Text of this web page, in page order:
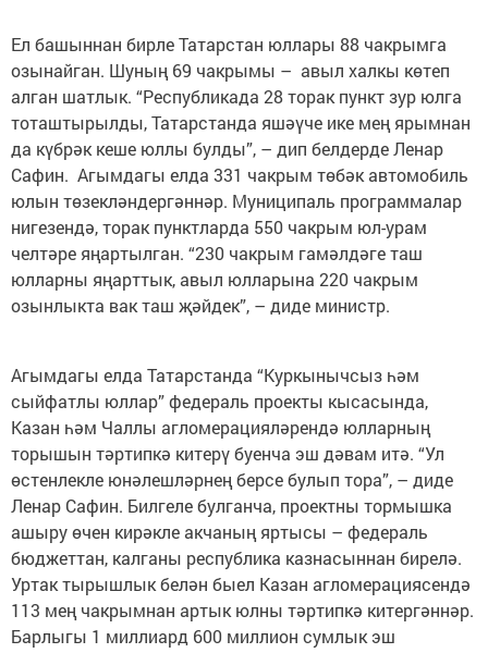
Ел башыннан бирле Та­тар­стан юллары 88 чакрымга
озынайган. Шуның 69 чакрымы – авыл халкы көтеп
алган шатлык. “Республикада 28 торак пункт зур юлга
тоташтырылды, Татарстанда яшәү­че ике мең ярымнан
да күб­рәк кеше юллы булды”, – дип белдерде Ленар
Сафин. Агым­дагы елда 331 чакрым төбәк автомобиль
юлын тө­зеклән­дергәннәр. Муниципаль программалар
ниге­зен­дә, торак пунктларда 550 чакрым юл-урам
челтәре яңар­тылган. “230 чакрым гамәл­дәге таш
юлларны яңарттык, авыл юлларына 220 чакрым
озынлыкта вак таш җәйдек”, – диде министр.
Агымдагы елда Татарстанда “Куркынычсыз һәм
сыйфатлы юллар” федераль проекты кысасында,
Казан һәм Чаллы агломе­рациялә­рендә юлларның
торышын тәртипкә китерү буенча эш дәвам итә. “Ул
өстенлекле юнәлешләрнең берсе булып тора”, – диде
Ленар Сафин. Билгеле булганча, проектны тормышка
ашыру өчен кирәк­ле акчаның яртысы – федераль
бюджеттан, калганы республика казнасыннан би­релә.
Уртак тырышлык белән быел Казан агломе­рациясен­дә
113 мең чакрымнан артык юлны тәртипкә китергәннәр.
Барлыгы 1 миллиард 600 миллион сумлык эш